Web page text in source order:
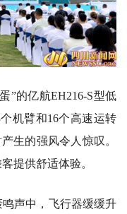
”的亿航EH216-S型低
机臂和16个高速运转
生的强风令人惊叹。
提供舒适体验。
声中，飞行器缓缓升